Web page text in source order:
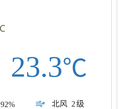
92% 北风 2级
23.3℃